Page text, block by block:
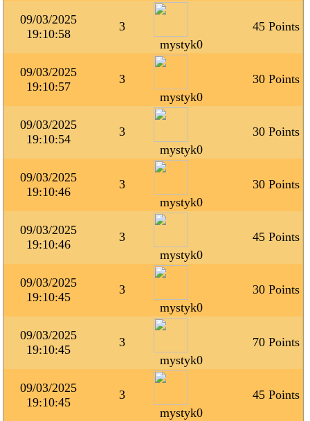
09/03/2025
19:10:58
3
mystyk0
45 Points
09/03/2025
19:10:57
3
mystyk0
30 Points
09/03/2025
19:10:54
3
mystyk0
30 Points
09/03/2025
19:10:46
3
mystyk0
30 Points
09/03/2025
19:10:46
3
mystyk0
45 Points
09/03/2025
19:10:45
3
mystyk0
30 Points
09/03/2025
19:10:45
3
mystyk0
70 Points
09/03/2025
19:10:45
3
mystyk0
45 Points